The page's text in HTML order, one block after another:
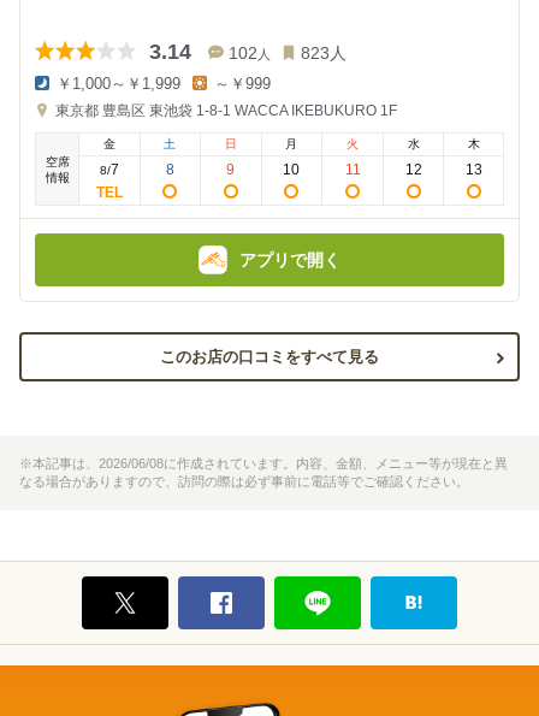
3.14 102 人 823人
夜
の
額
￥1,000～￥1,999
昼
の
～￥999
東京都 豊島区 東池袋 1-8-1 WACCA IKEBUKURO 1F
空席
情報
金
8/7
土
8
日
9
月
10
火
11
水
12
木
13
アプリで開く
このお店の口コミをすべて見る
※本記事は、2026/06/08に作成されています。内容、金額、メニュー等が現在と異
なる場合がありますので、訪問の際は必ず事前に電話等でご確認ください。